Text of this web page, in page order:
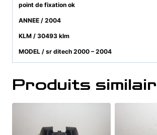
point de fixation ok
ANNEE / 2004
KLM / 30493 klm
MODEL / sr ditech 2000 – 2004
Produits